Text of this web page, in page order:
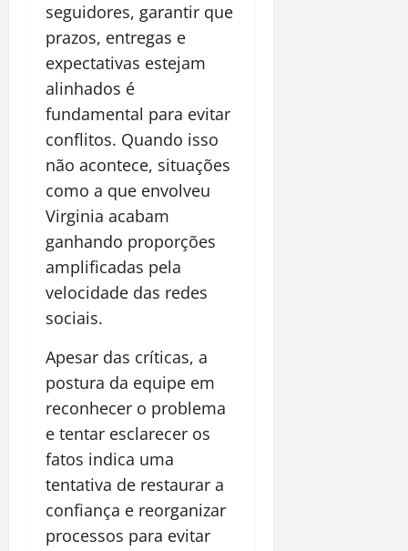
seguidores, garantir que
prazos, entregas e
expectativas estejam
alinhados é
fundamental para evitar
conflitos. Quando isso
não acontece, situações
como a que envolveu
Virginia acabam
ganhando proporções
amplificadas pela
velocidade das redes
sociais.
Apesar das críticas, a
postura da equipe em
reconhecer o problema
e tentar esclarecer os
fatos indica uma
tentativa de restaurar a
confiança e reorganizar
processos para evitar